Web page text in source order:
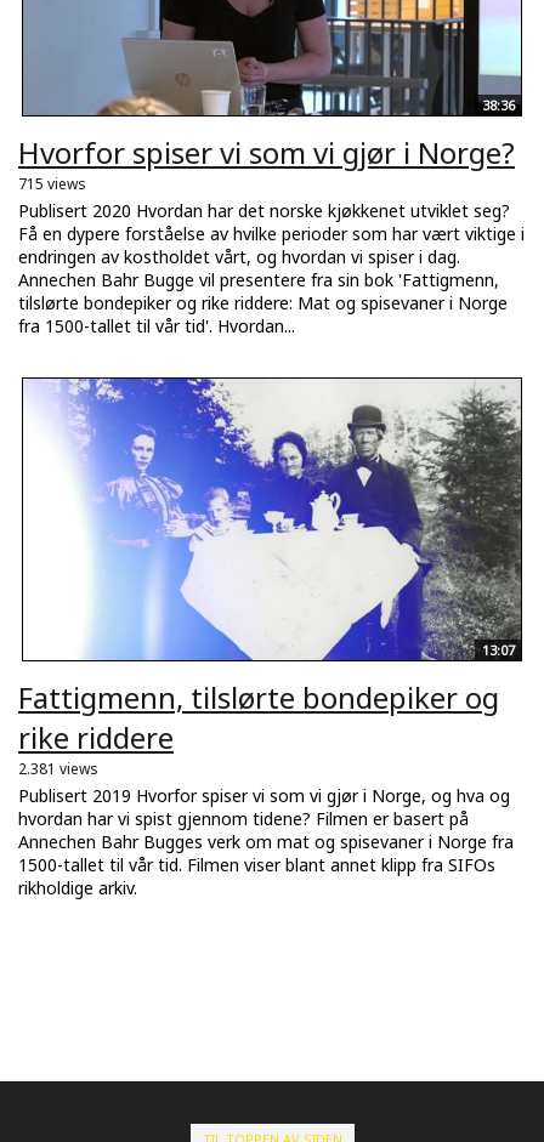
38:36
Hvorfor spiser vi som vi gjør i Norge?
715 views
Publisert 2020 Hvordan har det norske kjøkkenet utviklet seg?
Få en dypere forståelse av hvilke perioder som har vært viktige i
endringen av kostholdet vårt, og hvordan vi spiser i dag.
Annechen Bahr Bugge vil presentere fra sin bok 'Fattigmenn,
tilslørte bondepiker og rike riddere: Mat og spisevaner i Norge
fra 1500-tallet til vår tid'. Hvordan...
13:07
Fattigmenn, tilslørte bondepiker og
rike riddere
2.381 views
Publisert 2019 Hvorfor spiser vi som vi gjør i Norge, og hva og
hvordan har vi spist gjennom tidene? Filmen er basert på
Annechen Bahr Bugges verk om mat og spisevaner i Norge fra
1500-tallet til vår tid. Filmen viser blant annet klipp fra SIFOs
rikholdige arkiv.